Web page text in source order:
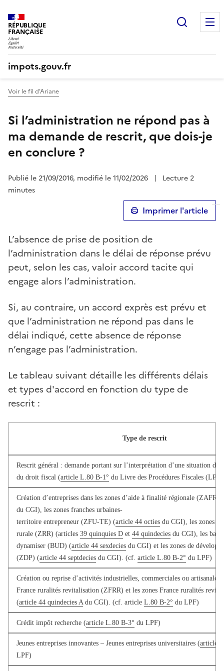
RÉPUBLIQUE
FRANÇAISE
impots.gouv.fr
Voir le fil d'Ariane
Si l’administration ne répond pas à
ma demande de rescrit, que dois-je
en conclure ?
Publié le 21/09/2016, modifié le 11/02/2026 |
Lecture 2
minutes
Imprimer l'article
L’absence de prise de position de
l’administration dans le délai de réponse prévu
peut, selon les cas, valoir accord tacite qui
engage alors l’administration.
Si, au contraire, un accord exprès est prévu et
que l’administration ne répond pas dans le
délai indiqué, cette absence de réponse
n’engage pas l’administration.
Le tableau suivant détaille les différents délais
et types d'accord en fonction du type de
rescrit :
Type de rescrit
Rescrit général : demande portant sur l’interprétation d’une situation de
du droit fiscal (article L.80 B-1° du Livre des Procédures Fiscales
Création d’entreprises dans les zones d’aide à finalité régionale (ZAFR) (
du CGI), les zones franches urbaines-
territoire entrepreneur (ZFU-TE) (article 44 octies du CGI), les zones
rurale (ZRR) (articles 39 quinquies D et 44 quindecies du CGI), les
dynamiser (BUD) (article 44 sexdecies du CGI) et les zones de
(ZDP) (article 44 septdecies du CGI). (cf. article L.80 B-2° du LPF)
Création ou reprise d’activités industrielles, commerciales ou artisanales
France ruralités revitalisation (ZFRR) et les zones France ruralités
(article 44 quindecies A du CGI). (cf. article L.80 B-2° du LPF)
Crédit impôt recherche (article L.80 B-3° du LPF)
Jeunes entreprises innovantes – Jeunes entreprises universitaires (article
LPF)